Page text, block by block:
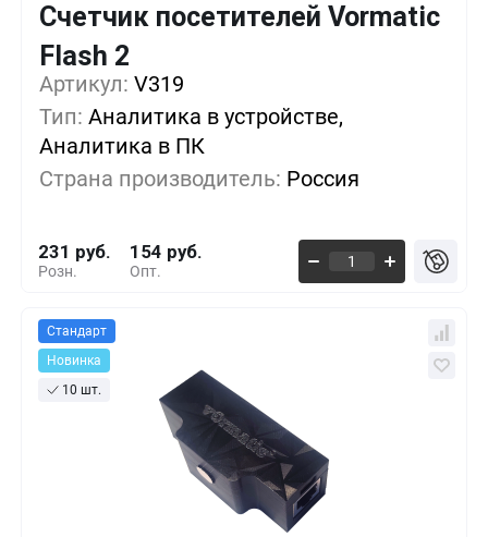
Счетчик посетителей Vormatic
Flash 2
Артикул: V319
Тип: Аналитика в устройстве,
Аналитика в ПК
Страна производитель: Россия
Розн.
231 руб.
Опт.
154 руб.
Кол-во
1+ 0%
5+ -7%
10+ -14%
Стандарт
Новинка
10 шт.